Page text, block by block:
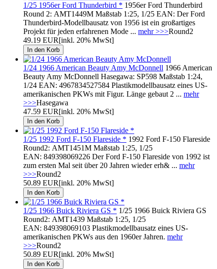
1/25 1956er Ford Thunderbird * 1956er Ford Thunderbird
Round 2: AMT1449M Maßstab 1:25, 1/25 EAN: Der Ford
Thunderbird-Modellbausatz von 1956 ist ein großartiges
Projekt für jeden erfahrenen Mode ... mehr >>>Round2
49.19 EUR[inkl. 20% MwSt]
1/24 1966 American Beauty Amy McDonnell 1966 American
Beauty Amy McDonnell Hasegawa: SP598 Maßstab 1:24,
1/24 EAN: 4967834527584 Plastikmodellbausatz eines US-
amerikanischen PKWs mit Figur. Länge gebaut 2 ... mehr
>>>Hasegawa
47.59 EUR[inkl. 20% MwSt]
1/25 1992 Ford F-150 Flareside * 1992 Ford F-150 Flareside
Round2: AMT1451M Maßstab 1:25, 1/25
EAN: 849398069226 Der Ford F-150 Flareside von 1992 ist
zum ersten Mal seit über 20 Jahren wieder erh& ... mehr
>>>Round2
50.89 EUR[inkl. 20% MwSt]
1/25 1966 Buick Riviera GS * 1/25 1966 Buick Riviera GS
Round2: AMT1439 Maßstab 1:25, 1/25
EAN: 849398069103 Plastikmodellbausatz eines US-
amerikanischen PKWs aus den 1960er Jahren. mehr
>>>Round2
50.89 EUR[inkl. 20% MwSt]